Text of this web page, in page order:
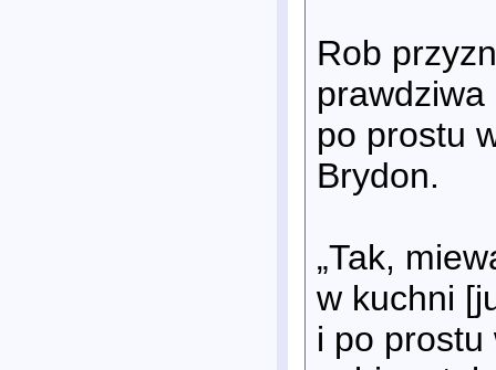
Rob
prawdziwa
po prostu
Brydon.
„Tak,
w kuchni
i po prostu